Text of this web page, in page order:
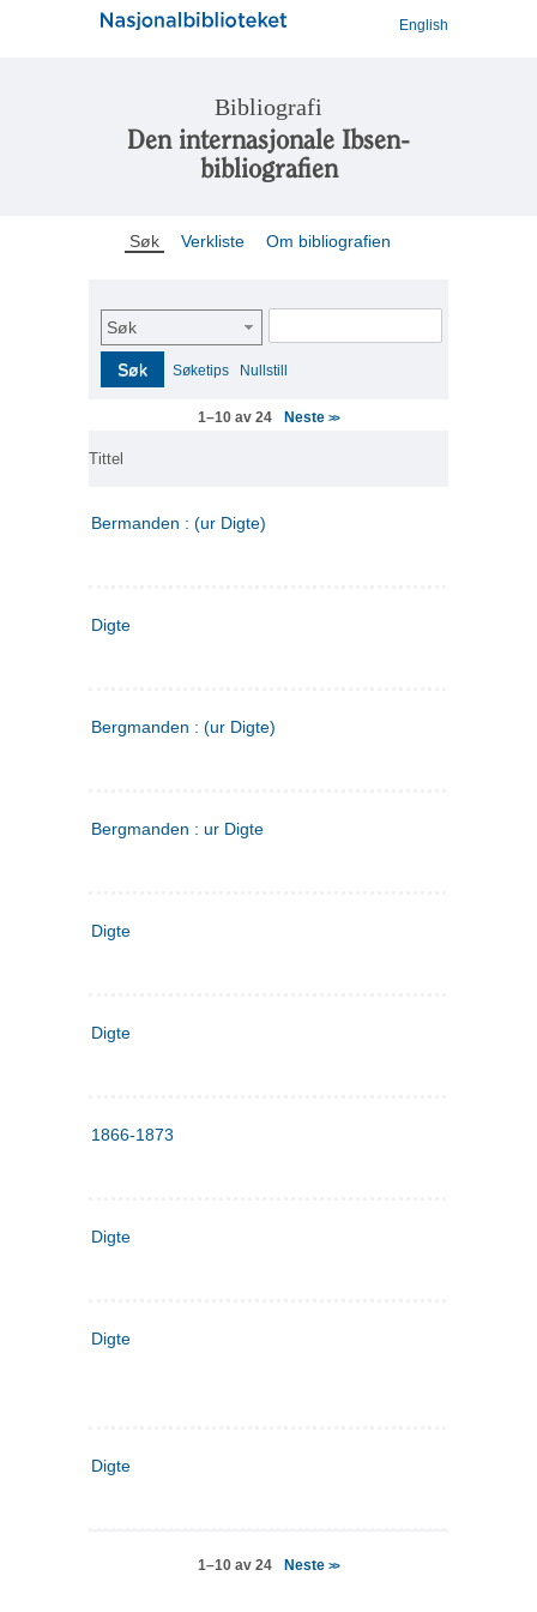
English
Bibliografi
Den internasjonale Ibsen-
bibliografien
Søk Verkliste Om bibliografien
Søk
Søk Søketips Nullstill
1–10 av 24 Neste>>
Tittel
Bermanden : (ur Digte)
Digte
Bergmanden : (ur Digte)
Bergmanden : ur Digte
Digte
Digte
1866-1873
Digte
Digte
Digte
1–10 av 24 Neste>>